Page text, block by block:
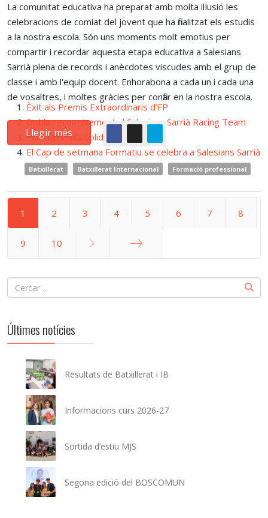
La comunitat educativa ha preparat amb molta il·lusió les
celebracions de comiat del jovent que ha finalitzat els estudis
a la nostra escola. Són uns moments molt emotius per
compartir i recordar aquesta etapa educativa a Salesians
Sarrià plena de records i anècdotes viscudes amb el grup de
classe i amb l'equip docent. Enhorabona a cada un i cada una
de vosaltres, i moltes gràcies per confiar en la nostra escola.
Llegir més
Batxillerat Batxillerat Internacional Formació professional
Èxit als Premis Extraordinaris d’FP
Doble reconeixement al Salesians Sarrià Racing Team
Premiats Rifa Solidària Share
El Cap de setmana Formatiu se celebra a Salesians Sarrià
1 2 3 4 5 6 7 8
9 10
Últimes notícies
Resultats de Batxillerat i IB
Informacions curs 2026-27
Sortida d’estiu MJS
Segona edició del BOSCOMUN